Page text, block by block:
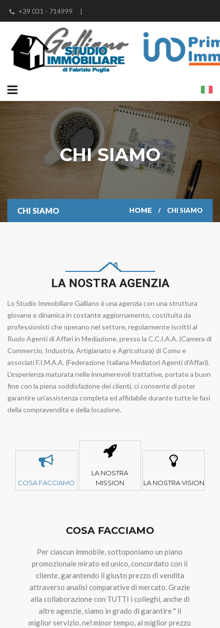
+39 031 - 714999 |
info@studioimmobiliaregalliano.it
fabrizio@studioimmobiliaregalliano.it |
CHI SIAMO
CHI SIAMO HOME CHI SIAMO
LA NOSTRA AGENZIA
Lo Studio Immobiliare Galliano è una agenzia con una struttura
giovane e dinamica in costante aggiornamento, costituita da
professionisti che operano nel settore, regolarmente iscritti al
Ruolo Agenti di Affari in Mediazione, presso la C.C.I.A.A. (Camera di
Commercio, Industria, Artigianato e Agricoltura) di Como e
associati F.I.M.A.A. (Federazione Italiana Mediatori Agenti d'Affari).
L'esperienza maturata nelle innumerevoli trattative, portate a buon
fine con la piena soddisfazione dei clienti, ci consente di poter
garantire un'assistenza completa ed affidabile durante tutte le fasi
della compravendita e della locazione.
COSA FACCIAMO
LA NOSTRA
MISSION
LA NOSTRA VISION
COSA FACCIAMO
Per ciascun immobile, sottoponiamo un piano
promozionale mirato ed unico, concordato con il
cliente, garantendo il giusto prezzo di vendita
attraverso analisi comparative di mercato. Grazie
alla collaborazione con TUTTI i colleghi, anche di
altre agenzie, siamo in grado di garantire " il
miglior servizio, nel minor tempo, al miglior prezzo